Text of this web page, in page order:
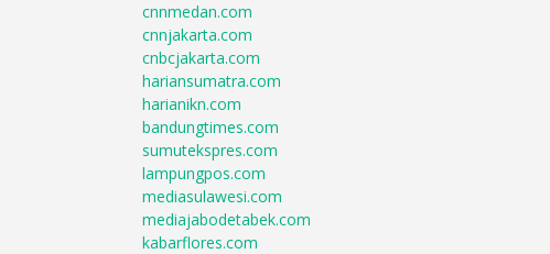
cnnmedan.com
cnnjakarta.com
cnbcjakarta.com
hariansumatra.com
harianikn.com
bandungtimes.com
sumutekspres.com
lampungpos.com
mediasulawesi.com
mediajabodetabek.com
kabarflores.com